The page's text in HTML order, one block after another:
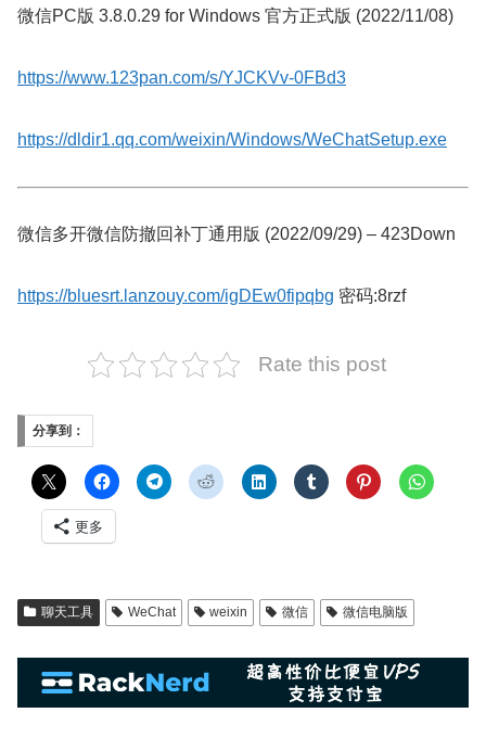
微信PC版 3.8.0.29 for Windows 官方正式版 (2022/11/08)
https://www.123pan.com/s/YJCKVv-0FBd3
https://dldir1.qq.com/weixin/Windows/WeChatSetup.exe
微信多开微信防撤回补丁通用版 (2022/09/29) – 423Down
https://bluesrt.lanzouy.com/igDEw0fipqbg 密码:8rzf
Rate this post
分享到：
更多
聊天工具 WeChat weixin 微信 微信电脑版